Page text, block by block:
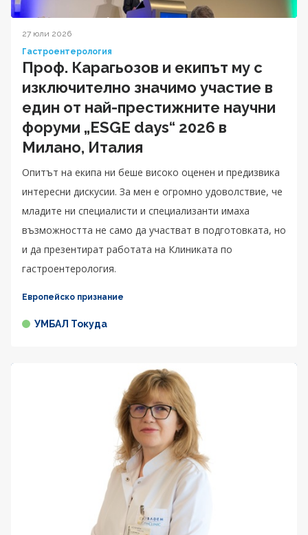
27 юли 2026
Гастроентерология
Проф. Карагьозов и екипът му с
изключително значимо участие в
един от най-престижните научни
форуми „ESGE days“ 2026 в
Милано, Италия
Опитът на екипа ни беше високо оценен и предизвика
интересни дискусии. За мен е огромно удоволствие, че
младите ни специалисти и специализанти имаха
възможността не само да участват в подготовката, но
и да презентират работата на Клиниката по
гастроентерология.
Европейско признание
УМБАЛ Токуда